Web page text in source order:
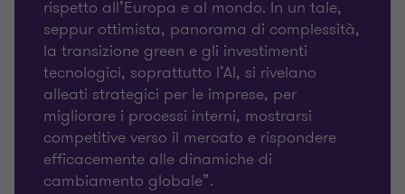
rispetto all’Europa e al mondo. In un tale,
seppur ottimista, panorama di complessità,
la transizione green e gli investimenti
tecnologici, soprattutto l’AI, si rivelano
alleati strategici per le imprese, per
migliorare i processi interni, mostrarsi
competitive verso il mercato e rispondere
efficacemente alle dinamiche di
cambiamento globale”.